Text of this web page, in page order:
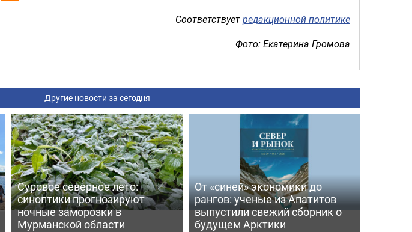
Соответствуетредакционной политике
Фото: Екатерина Громова
Другие новости за сегодня
Суровое северное лето:
синоптики прогнозируют
ночные заморозки в
Мурманской области
От «синей» экономики до
рангов: ученые из Апатитов
выпустили свежий сборник о
будущем Арктики